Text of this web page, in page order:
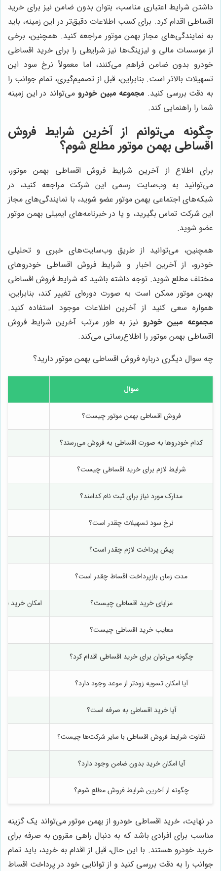
داشتن شرایط اعتباری مناسب، بتوان بدون ضامن نیز برای خرید
اقساطی اقدام کرد. برای کسب اطلاعات دقیق‌تر در این زمینه، باید
به نمایندگی‌های مجاز بهمن موتور مراجعه کنید. همچنین، برخی
از موسسات مالی و لیزینگ‌ها نیز شرایطی را برای خرید اقساطی
خودرو بدون ضامن فراهم می‌کنند، اما معمولاً نرخ سود این
تسهیلات بالاتر است. بنابراین، قبل از تصمیم‌گیری، تمام جوانب را
به دقت بررسی کنید. مجموعه مبین خودرو می‌تواند در این زمینه
شما را راهنمایی کند.
چگونه می‌توانم از آخرین شرایط فروش
اقساطی بهمن موتور مطلع شوم؟
برای اطلاع از آخرین شرایط فروش اقساطی بهمن موتور،
می‌توانید به وب‌سایت رسمی این شرکت مراجعه کنید، در
شبکه‌های اجتماعی بهمن موتور عضو شوید، با نمایندگی‌های مجاز
این شرکت تماس بگیرید، و یا در خبرنامه‌های ایمیلی بهمن موتور
عضو شوید.
همچنین، می‌توانید از طریق وب‌سایت‌های خبری و تحلیلی
خودرو، از آخرین اخبار و شرایط فروش اقساطی خودروهای
مختلف مطلع شوید. توجه داشته باشید که شرایط فروش اقساطی
بهمن موتور ممکن است به صورت دوره‌ای تغییر کند، بنابراین،
همواره سعی کنید از آخرین اطلاعات موجود استفاده کنید.
مجموعه مبین خودرو نیز به طور مرتب آخرین شرایط فروش
اقساطی بهمن موتور را اطلاع‌رسانی می‌کند.
چه سوال دیگری درباره فروش اقساطی بهمن موتور دارید؟
سوال
فروش اقساطی بهمن موتور چیست؟
کدام خودروها به صورت اقساطی به فروش می‌رسند؟
شرایط لازم برای خرید اقساطی چیست؟
مدارک مورد نیاز برای ثبت نام کدامند؟
نرخ سود تسهیلات چقدر است؟
پیش پرداخت لازم چقدر است؟
مدت زمان بازپرداخت اقساط چقدر است؟
مزایای خرید اقساطی چیست؟ امکان خرید
معایب خرید اقساطی چیست؟
چگونه می‌توان برای خرید اقساطی اقدام کرد؟
آیا امکان تسویه زودتر از موعد وجود دارد؟
آیا خرید اقساطی به صرفه است؟
تفاوت شرایط فروش اقساطی با سایر شرکت‌ها چیست؟
آیا امکان خرید بدون ضامن وجود دارد؟
چگونه از آخرین شرایط فروش مطلع شوم؟
در نهایت، خرید اقساطی خودرو از بهمن موتور می‌تواند یک گزینه
مناسب برای افرادی باشد که به دنبال راهی مقرون به صرفه برای
خرید خودرو هستند. با این حال، قبل از اقدام به خرید، باید تمام
جوانب را به دقت بررسی کنید و از توانایی خود در پرداخت اقساط